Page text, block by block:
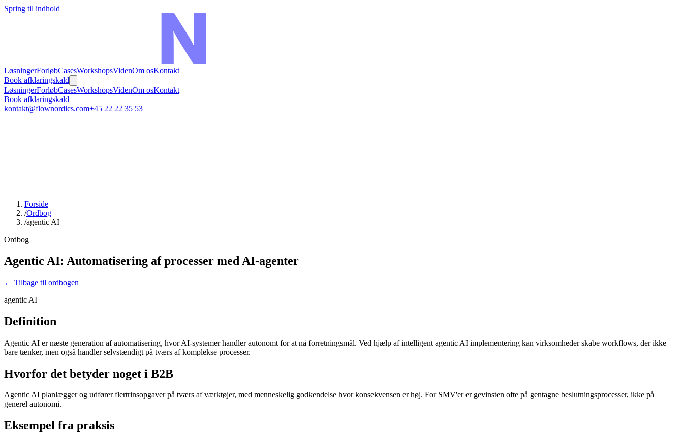
Spring til indhold
LøsningerForløbCasesWorkshopsVidenOm osKontakt
Book afklaringskald
LøsningerForløbCasesWorkshopsVidenOm osKontakt
Book afklaringskald
kontakt@flownordics.com+45 22 22 35 53
Forside
/Ordbog
/agentic AI
Ordbog
Agentic AI: Automatisering af processer med AI-agenter
← Tilbage til ordbogen
agentic AI
Definition
Agentic AI er næste generation af automatisering, hvor AI-systemer handler autonomt for at nå forretningsmål. Ved hjælp af intelligent agentic AI implementering kan virksomheder skabe workflows, der ikke
bare tænker, men også handler selvstændigt på tværs af komplekse processer.
Hvorfor det betyder noget i B2B
Agentic AI planlægger og udfører flertrinsopgaver på tværs af værktøjer, med menneskelig godkendelse hvor konsekvensen er høj. For SMV'er er gevinsten ofte på gentagne beslutningsprocesser, ikke på
generel autonomi.
Eksempel fra praksis